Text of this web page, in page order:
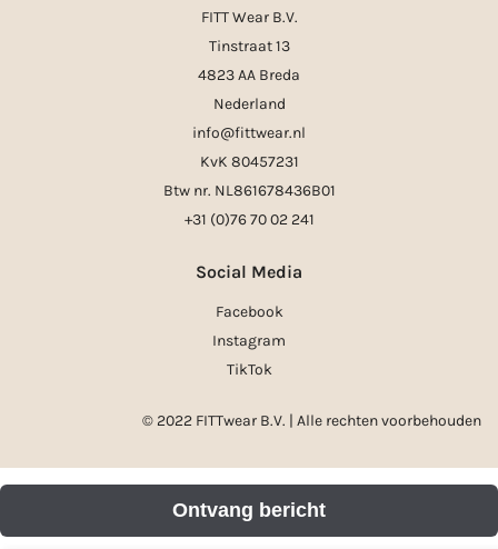
FITT Wear B.V.
Tinstraat 13
4823 AA Breda
Nederland
info@fittwear.nl
KvK 80457231
Btw nr. NL861678436B01
+31 (0)76 70 02 241
Social Media
Facebook
Instagram
TikTok
© 2022 FITTwear B.V. | Alle rechten voorbehouden
Ontvang bericht